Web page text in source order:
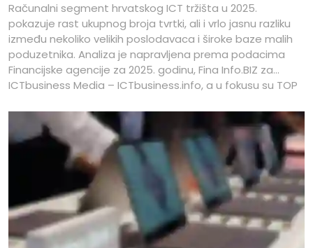
Računalni segment hrvatskog ICT tržišta u 2025.
pokazuje rast ukupnog broja tvrtki, ali i vrlo jasnu razliku
između nekoliko velikih poslodavaca i široke baze malih
poduzetnika. Analiza je napravljena prema podacima
Financijske agencije za 2025. godinu, Fina Info.BIZ za
ICTbusiness Media – ICTbusiness.info, a u fokusu su TOP
računala. Na vrhu ljestvice nalazi se IBM Hrvatska s 411
zaposlenih, čime zadržava poziciju najvećeg poslodavca
u ovoj skupini, iako je broj zaposlenih smanjen u odnosu
na 443 u 2024. i 457 u 2023. godini. Drugo mjesto drži M
SAN Grupa s 217 zaposlenih, odnosno 29 manje nego
godinu prije, ali i dalje znatno više nego 2021. kada je
imala 143 zaposlenih. Treći je ALTPRO s 200 zaposlenih,
gotovo na istoj razini kao 2024., kada je imao 201
zaposlenog, ali osjetno iznad 139 zaposlenih iz 2021.